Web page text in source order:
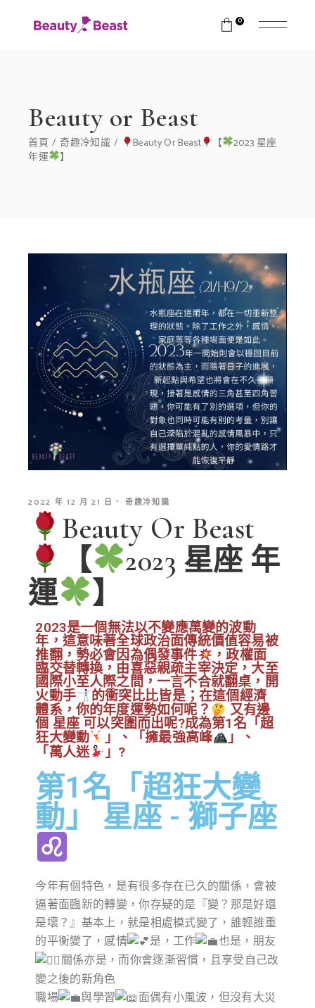
0
Beauty or Beast
首頁 奇趣冷知識 Beauty Or Beast 【
2023 星座
年運
】
2022 年 12 月 21 日 奇趣冷知識
Beauty Or Beast
【
2023 星座 年
運
】
2023是一個無法以不變應萬變的波動
年，這意味著全球政治面傳統價值容易被
推翻，勢必會因為偶發事件
，政權面
臨交替轉換，由喜惡親疏主宰決定，大至
國際小至人際之間，一言不合就翻桌，開
火動手
的衝突比比皆是；在這個經濟
體系，你的年度運勢如何呢？
又有邊
個 星座 可以突圍而出呢?成為第1名「超
狂大變動
」、「擁最強高峰
」、
「萬人迷
」?
第1名「超狂大變
動」 星座 - 獅子座
今年有個特色，是有很多存在已久的關係，會被
逼著面臨新的轉變，你存疑的是『變？那是好還
是壞？』基本上，就是相處模式變了，誰輕誰重
的平衡變了，感情
是，工作
也是，朋友
關係亦是，而你會逐漸習慣，且享受自己改
變之後的新角色
職場
與學習
面偶有小風波，但沒有大災